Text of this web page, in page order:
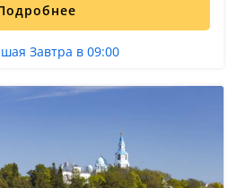
Завтра в 09:00